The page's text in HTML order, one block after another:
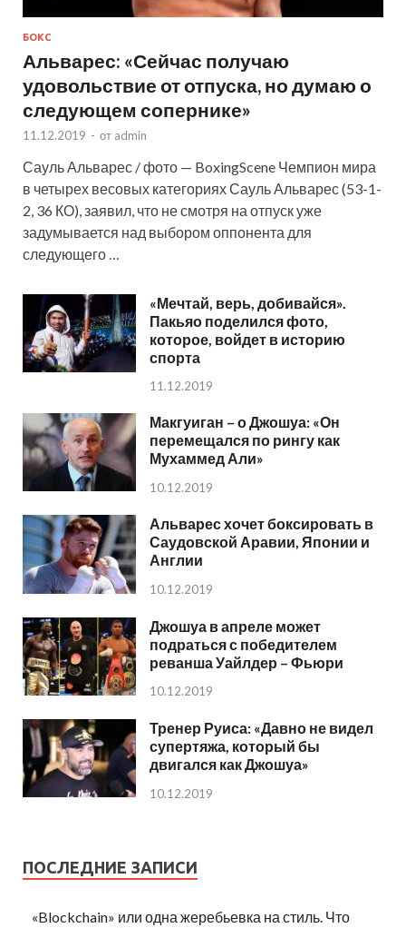
БОКС
Альварес: «Сейчас получаю
удовольствие от отпуска, но думаю о
следующем сопернике»
11.12.2019 - от admin
Сауль Альварес / фото — BoxingScene Чемпион мира
в четырех весовых категориях Сауль Альварес (53-1-
2, 36 КО), заявил, что не смотря на отпуск уже
задумывается над выбором оппонента для
следующего …
«Мечтай, верь, добивайся».
Пакьяо поделился фото,
которое, войдет в историю
спорта
11.12.2019
Макгуиган – о Джошуа: «Он
перемещался по рингу как
Мухаммед Али»
10.12.2019
Альварес хочет боксировать в
Саудовской Аравии, Японии и
Англии
10.12.2019
Джошуа в апреле может
подраться с победителем
реванша Уайлдер – Фьюри
10.12.2019
Тренер Руиса: «Давно не видел
супертяжа, который бы
двигался как Джошуа»
10.12.2019
ПОСЛЕДНИЕ ЗАПИСИ
«Blockchain» или одна жеребьевка на стиль. Что